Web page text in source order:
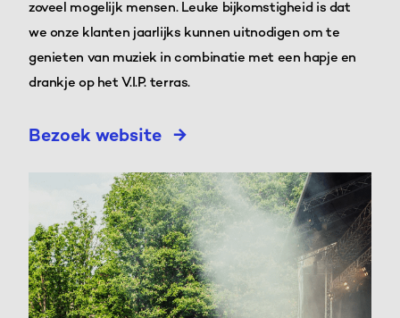
zoveel mogelijk mensen. Leuke bijkomstigheid is dat
we onze klanten jaarlijks kunnen uitnodigen om te
genieten van muziek in combinatie met een hapje en
drankje op het V.I.P. terras.
Bezoek website →